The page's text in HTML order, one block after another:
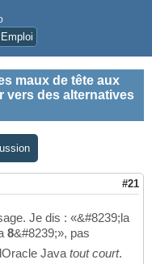
Emploi
maux de tête aux
vers des alternatives
#21
Je dis : «&#8239;la
8&#8239;», pas
Java tout court.